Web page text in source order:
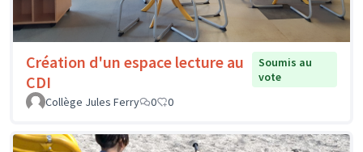
Création d'un espace lecture au
CDI
Soumis au
vote
Collège Jules Ferry
0 0